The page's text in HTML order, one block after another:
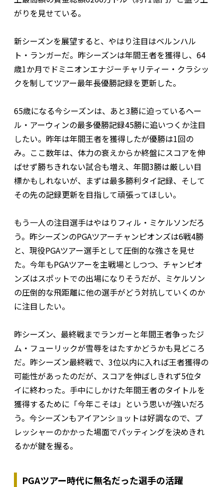
がりを見せている。
新シーズンを展望すると、やはり注目はベルンハル
ト・ランガーだ。昨シーズンは年間王者を獲得し、64
歳1か月でドミニオンエナジーチャリティー・クラシッ
クを制してツアー最年長優勝記録を更新した。
65歳になる今シーズンは、あと3勝に迫っているヘー
ル・アーウィンの最多優勝記録45勝に追いつくか注目
したい。昨年は年間王者を獲得したが優勝は1回の
み。ここ数年は、体力の衰えからか終盤にスコアを伸
ばせず勝ちきれない試合も増え、年間3勝は厳しい目
標かもしれないが、まずは最多勝利タイ記録、そして
その先の記録更新を目指して頑張ってほしい。
もう一人の注目選手はやはりフィル・ミケルソンだろ
う。昨シーズンのPGAツアーチャンピオンズは6戦4勝
と、現役PGAツアー選手として圧倒的な強さを見せ
た。今年もPGAツアーを主戦場としつつ、チャンピオ
ンズはスポットでの出場になりそうだが、ミケルソン
の圧倒的な飛距離に他の選手がどう対抗していくのか
に注目したい。
昨シーズン、最終戦までランガーと年間王者争ったジ
ム・フューリックが雪辱をはたすかどうかも見どころ
だ。昨シーズン最終戦で、3位以内に入れば王者獲得の
可能性があったのだが、スコアを伸ばしきれず5位タ
イに終わった。手中にしかけた年間王者のタイトルを
獲得するために「今年こそは」という思いが強いだろ
う。今シーズンもアイアンショットは好調なので、プ
レッシャーのかかった場面でパッティングを決めきれ
るかが鍵を握る。
PGAツアー時代に無名だった選手の活躍